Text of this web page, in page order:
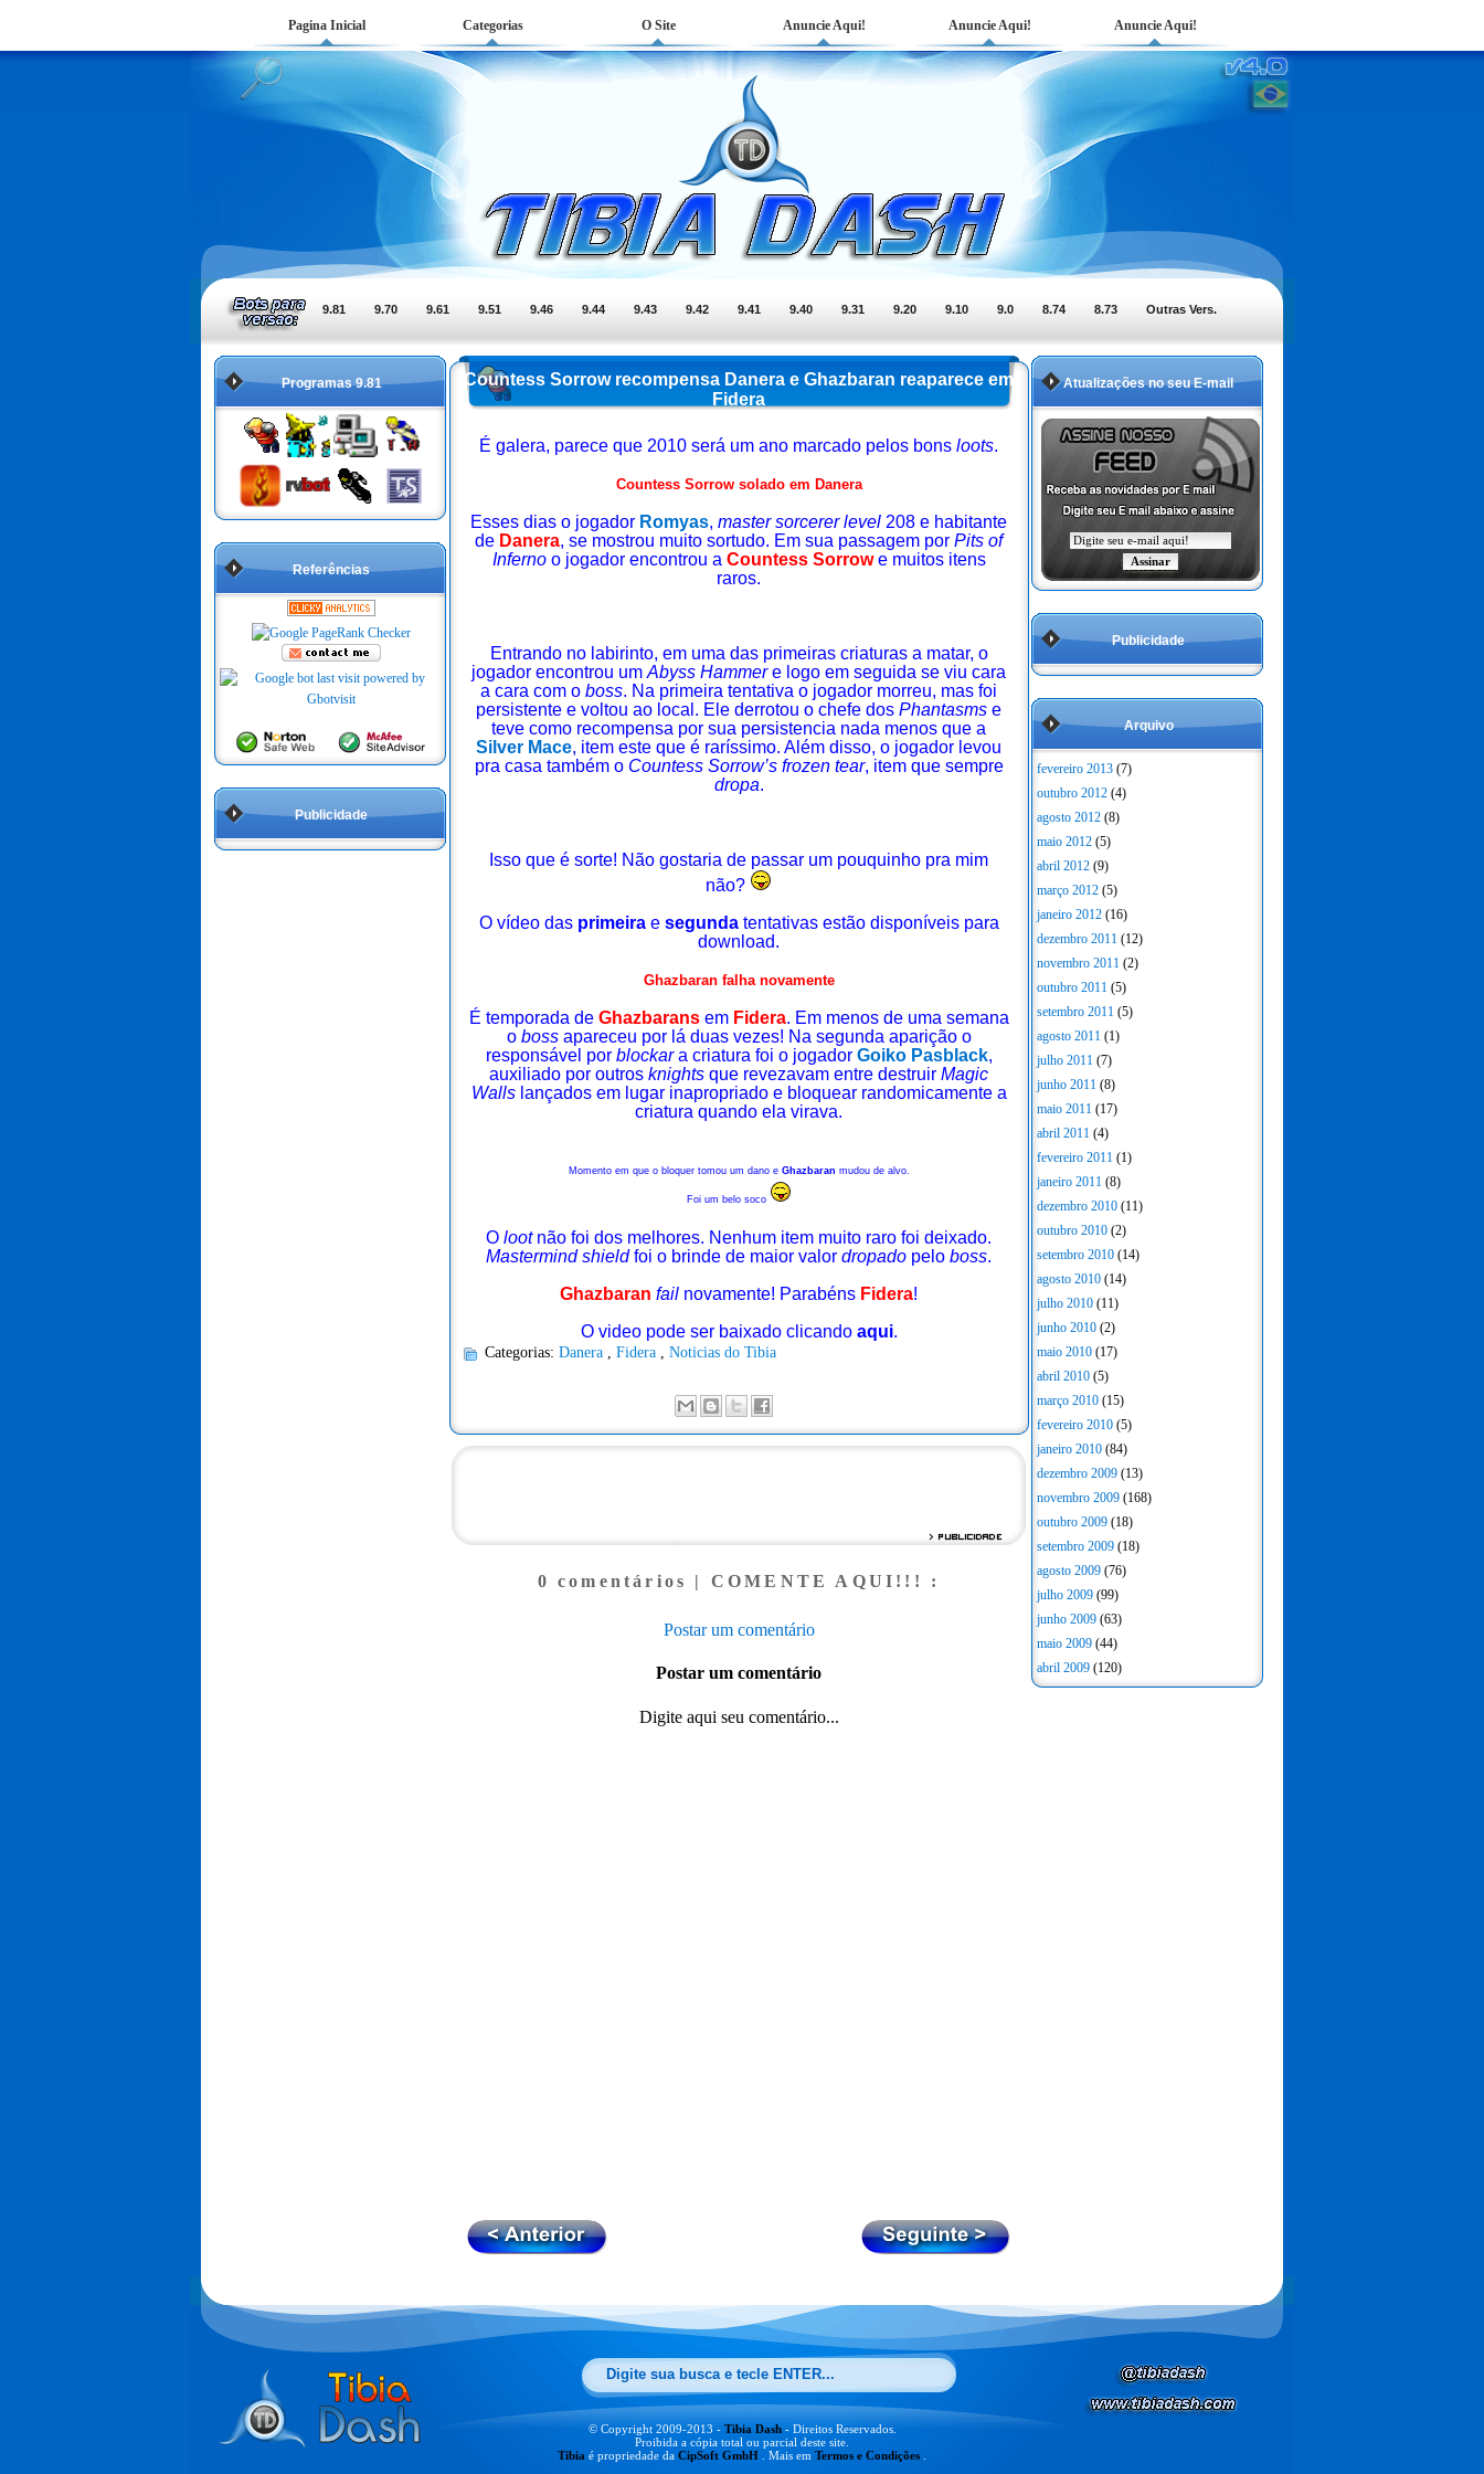
Pagina Inicial Categorias O Site Anuncie Aqui! Anuncie Aqui! Anuncie Aqui!
9.81 9.70 9.61 9.51 9.46 9.44 9.43 9.42 9.41 9.40 9.31 9.20 9.10 9.0 8.74 8.73 Outras Vers.
Programas 9.81
Referências
Publicidade
Countess Sorrow recompensa Danera e Ghazbaran reaparece em
Fidera
É galera, parece que 2010 será um ano marcado pelos bons loots.
Countess Sorrow solado em Danera
Esses dias o jogador Romyas, master sorcerer level 208 e habitante
de Danera, se mostrou muito sortudo. Em sua passagem por Pits of
Infernoo jogador encontrou a Countess Sorrowe muitos itens
raros.
Entrando no labirinto, em uma das primeiras criaturas a matar, o
jogador encontrou um Abyss Hammere logo em seguida se viu cara
a cara com o boss. Na primeira tentativa o jogador morreu, mas foi
persistente e voltou ao local. Ele derrotou o chefe dos Phantasms e
teve como recompensa por sua persistencia nada menos que a
Silver Mace, item este que é raríssimo. Além disso, o jogador levou
pra casa também o Countess Sorrow’s frozen tear, item que sempre
dropa.
Isso que é sorte! Não gostaria de passar um pouquinho pra mim
não?
O vídeo das primeirae segundatentativas estão disponíveis para
download.
Ghazbaran falha novamente
É temporada de Ghazbaransem Fidera. Em menos de uma semana
o bossapareceu por lá duas vezes! Na segunda aparição o
responsável por blockara criatura foi o jogador Goiko Pasblack,
auxiliado por outros knights que revezavam entre destruir Magic
Wallslançados em lugar inapropriado e bloquear randomicamente a
criatura quando ela virava.
Momento em que o bloquer tomou um dano e Ghazbaran mudou de alvo.
Foi um belo soco
O lootnão foi dos melhores. Nenhum item muito raro foi deixado.
Mastermind shieldfoi o brinde de maior valor dropado pelo boss.
Ghazbaran fail novamente! Parabéns Fidera!
O video pode ser baixado clicando aqui.
Categorias: Danera Fidera Noticias do Tibia
0 comentários | COMENTE AQUI!!! :
Postar um comentário
Postar um comentário
Digite aqui seu comentário...
Atualizações no seu E-mail
Publicidade
Arquivo
fevereiro 2013 (7)
outubro 2012 (4)
agosto 2012 (8)
maio 2012 (5)
abril 2012 (9)
março 2012 (5)
janeiro 2012 (16)
dezembro 2011 (12)
novembro 2011 (2)
outubro 2011 (5)
setembro 2011 (5)
agosto 2011 (1)
julho 2011 (7)
junho 2011 (8)
maio 2011 (17)
abril 2011 (4)
fevereiro 2011 (1)
janeiro 2011 (8)
dezembro 2010 (11)
outubro 2010 (2)
setembro 2010 (14)
agosto 2010 (14)
julho 2010 (11)
junho 2010 (2)
maio 2010 (17)
abril 2010 (5)
março 2010 (15)
fevereiro 2010 (5)
janeiro 2010 (84)
dezembro 2009 (13)
novembro 2009 (168)
outubro 2009 (18)
setembro 2009 (18)
agosto 2009 (76)
julho 2009 (99)
junho 2009 (63)
maio 2009 (44)
abril 2009 (120)
© Copyright 2009-2013 - Tibia Dash - Direitos Reservados.
Proibida a cópia total ou parcial deste site.
Tibia é propriedade da CipSoft GmbH . Mais em Termos e Condições